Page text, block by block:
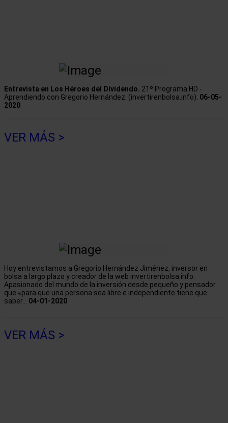
Entrevista en Los Héroes del Dividendo. 21º Programa HD -
Aprendiendo con Gregorio Hernández. (invertirenbolsa.info). 06-05-
2020
VER MÁS >
Hoy entrevistamos a Gregorio Hernández Jiménez, inversor en
bolsa a largo plazo y creador de la web invertirenbolsa.info.
Apasionado del mundo de la inversión desde pequeño y pensador
que «para que una persona sea libre e independiente tiene que
saber... 04-01-2020
VER MÁS >